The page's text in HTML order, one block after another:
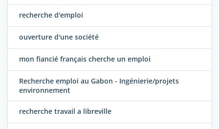
recherche d'emploi
ouverture d'une société
mon fiancié français cherche un emploi
Recherche emploi au Gabon - Ingénierie/projets
environnement
recherche travail a libreville